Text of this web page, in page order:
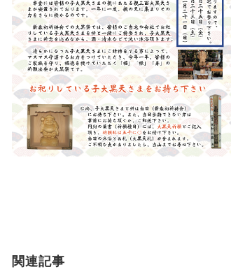
関連記事